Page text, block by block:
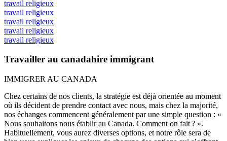
travail religieux
travail religieux
travail religieux
travail religieux
travail religieux
Travailler au canadahire immigrant
IMMIGRER AU CANADA
Chez certains de nos clients, la stratégie est déjà orientée au moment
où ils décident de prendre contact avec nous, mais chez la majorité,
nos échanges commencent généralement par une simple question : «
Nous souhaitons nous établir au Canada. Comment on fait ? ».
Habituellement, vous aurez diverses options, et notre rôle sera de